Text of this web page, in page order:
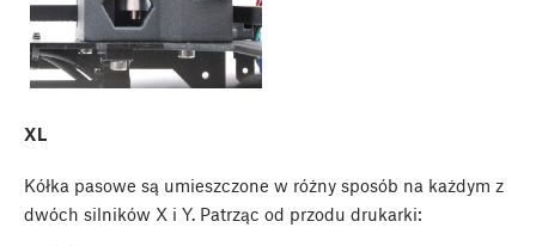
XL
Kółka pasowe są umieszczone w różny sposób na każdym z
dwóch silników X i Y. Patrząc od przodu drukarki: